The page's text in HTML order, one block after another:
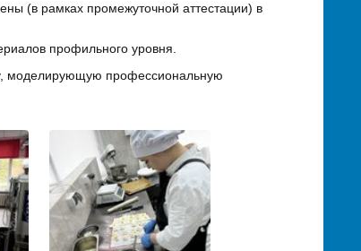
(в рамках промежуточной аттестации) в
профильного уровня.
моделирующую профессиональную